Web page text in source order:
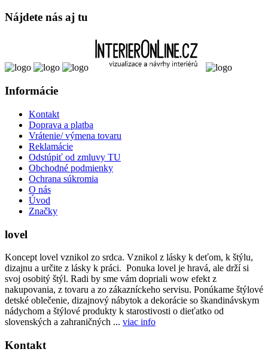
Nájdete nás aj tu
Informácie
Kontakt
Doprava a platba
Vrátenie/ výmena tovaru
Reklamácie
Odstúpiť od zmluvy TU
Obchodné podmienky
Ochrana súkromia
O nás
Úvod
Značky
lovel
Koncept lovel vznikol zo srdca. Vznikol z lásky k deťom, k štýlu,
dizajnu a určite z lásky k práci. Ponuka lovel je hravá, ale drží si
svoj osobitý štýl. Radi by sme vám dopriali wow efekt z
nakupovania, z tovaru a zo zákazníckeho servisu. Ponúkame štýlové
detské oblečenie, dizajnový nábytok a dekorácie so škandinávskym
nádychom a štýlové produkty k starostivosti o dieťatko od
slovenských a zahraničných ... viac info
Kontakt